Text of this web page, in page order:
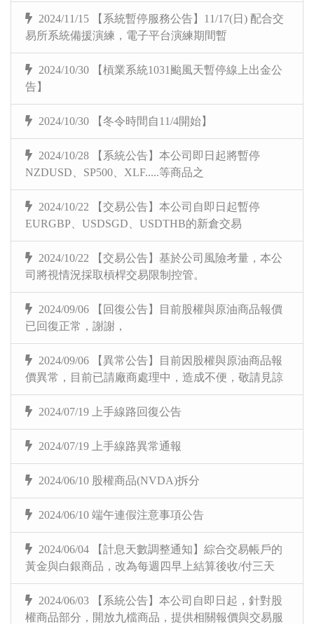
2024/11/15 【系統暫停服務公告】11/17(日) 配合交
易所系統備援演練，電子平台演練期間暫
2024/10/30 【槓業系統1031颱風天暫停線上出金公
告】
2024/10/30 【冬令時間自11/4開始】
2024/10/28 【系統公告】本公司即日起將暫停
NZDUSD、SP500、XLF.....等商品之
2024/10/22 【交易公告】本公司自即日起暫停
EURGBP、USDSGD、USDTHB的新倉交易
2024/10/22 【交易公告】基於公司風險考量，本公
司將視情況採取槓桿交易限制控管。
2024/09/06 【回復公告】目前股權與原油商品報價
已回復正常，謝謝，
2024/09/06 【異常公告】目前因股權與原油商品報
價異常，目前已請廠商處理中，造成不便，敬請見諒
2024/07/19 上手線路回復公告
2024/07/19 上手線路異常通報
2024/06/10 股權商品(NVDA)拆分
2024/06/10 端午連假注意事項公告
2024/06/04 【計息天數調整通知】綜合交易帳戶的
黃金與白銀商品，改為每週四早上結算後收/付三天
2024/06/03 【系統公告】本公司自即日起，針對股
權商品部分，開放九檔商品，提供相關報價與交易服